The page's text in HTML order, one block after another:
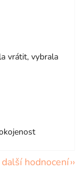
vrátit, vybrala
hodnocení